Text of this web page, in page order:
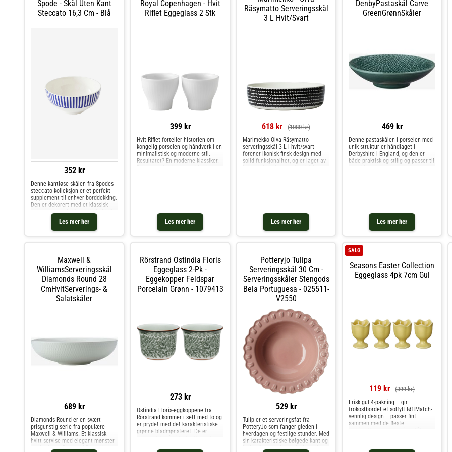
Spode - Skål Uten Kant
Steccato 16,3 Cm - Blå
352 kr
Les mer her
Denne kantløse skålen fra Spodes
steccato-kolleksjon er et perfekt
supplement til enhver borddekking.
Den er dekorert med et klassisk
stripemønster i slående koboltblått
og er perfekt til salater, supper og
desserter. Tåler oppvaskmaskin
Royal Copenhagen - Hvit
Riflet Eggeglass 2 Stk
399 kr
Les mer her
Hvit Riflet forteller historien om
kongelig porselen og håndverk i en
minimalistisk og moderne stil.
Resultatet? En moderne klassiker.
Räsymatto Serveringsskål
3 L Hvit/svart
618 kr (1080 kr)
Les mer her
Marimekko Oiva Räsymatto
serveringsskål 3 L i hvit/svart
forener ikonisk finsk design med
solid funksjonalitet, og er laget av
DenbyPastaskål Carve
GreenGrønnSkåler
469 kr
Les mer her
Denne pastaskålen i porselen med
unik struktur er håndlaget i
Derbyshire i England, og den er
både praktisk og stilig og passer til
Maxwell &
WilliamsServeringsskål
Diamonds Round 28
CmHvitServerings- &
Salatskåler
689 kr
Diamonds Round er en svært
prisgunstig serie fra populære
Maxwell & Williams. Et klassisk
hvitt servise med elegant mønster
med tekstur. Diamond Round har
Rörstrand Ostindia Floris
Eggeglass 2-Pk -
Eggekopper Feldspar
Porcelain Grønn - 1079413
273 kr
Ostindia Floris-eggkoppene fra
Rörstrand kommer i sett med to og
er prydet med det karakteristiske
grønne bladmønsteret. De er
Potteryjo Tulipa
Serveringsskål 30 Cm -
Serveringsskåler Stengods
Bela Portuguesa - 025511-
V2550
529 kr
Tulip er et serveringsfat fra
PotteryJo som fanger gleden i
hverdagen og festlige stunder. Med
sin karakteristiske bølgede kant og
livlige form er det en hyllest til
Seasons Easter Collection
Eggeglass 4pk 7cm Gul
SALG
119 kr (399 kr)
Frisk gul 4-pakning – gir
frokostbordet et solfylt løftMatch-
vennlig design – passer fint
sammen med de fleste